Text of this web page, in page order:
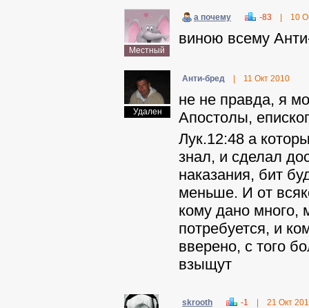
Местный
а почему -83 10
виною всему
Удален
Анти-бред 11 Окт 2010
не не правда, я
Апостолы,
Лук.12:48 а
знал, и сделал
наказания, бит
меньше. И от
кому дано много,
потребуется, и
вверено, с того
взыщут
skrooth -1 21 Окт